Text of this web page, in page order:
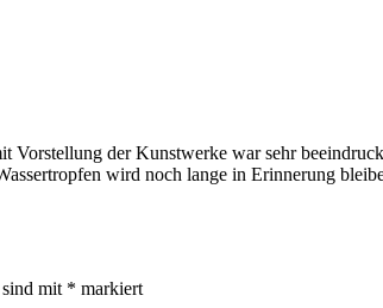
Vorstellung der Kunstwerke war sehr
wird noch lange in Erinnerung
mit * markiert